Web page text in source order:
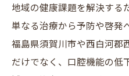
地域の健康課題を解決する
単なる治療から予防や啓発
福島県須賀川市や西白河郡
だけでなく、口腔機能の低